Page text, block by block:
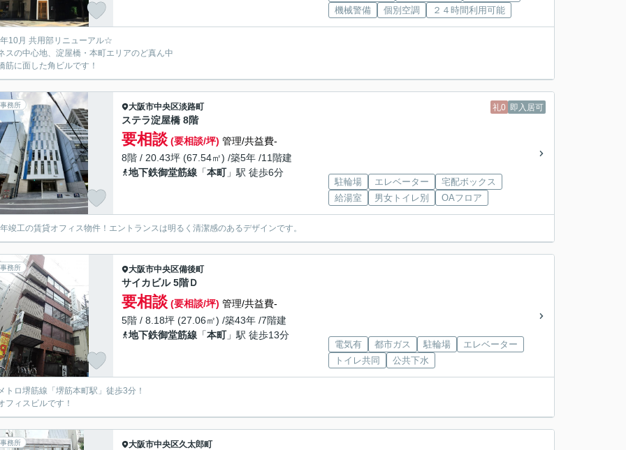
機械警備
個別空調 ２４時間利用可能
10月 共用部リニューアル☆
スの中心地、淀屋橋・本町エリアのど真ん中
筋に面した角ビルです！
事務所 礼0 即入居可
大阪市中央区淡路町
ステラ淀屋橋 8階
要相談 (要相談/坪) 管理/共益費-
8階 / 20.43坪 (67.54㎡) /築5年 /11階建
地下鉄御堂筋線 「本町」駅 徒歩6分
駐輪場 エレベーター
宅配ボックス
給湯室
男女トイレ別 OAフロア
竣工の賃貸オフィス物件！エントランスは明るく清潔感のあるデザインです。
事務所 大阪市中央区備後町
サイカビル 5階Ｄ
要相談 (要相談/坪) 管理/共益費-
5階 / 8.18坪 (27.06㎡) /築43年 /7階建
地下鉄御堂筋線 「本町」駅 徒歩13分
電気有 都市ガス 駐輪場
エレベーター
トイレ共同
公共下水
トロ堺筋線「堺筋本町駅」徒歩3分！
フィスビルです！
事務所 大阪市中央区久太郎町